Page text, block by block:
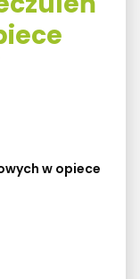
w opiece